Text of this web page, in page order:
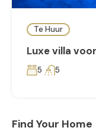
Te Huur
Luxe villa
5 5
Find Your Home